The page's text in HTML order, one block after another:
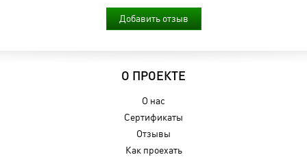
Добавить отзыв
О ПРОЕКТЕ
О нас
Сертификаты
Отзывы
Как проехать